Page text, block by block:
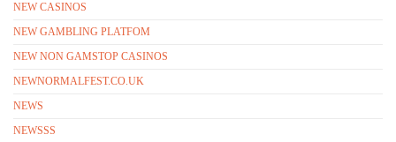
NEW CASINOS
NEW GAMBLING PLATFOM
NEW NON GAMSTOP CASINOS
NEWNORMALFEST.CO.UK
NEWS
NEWSSS